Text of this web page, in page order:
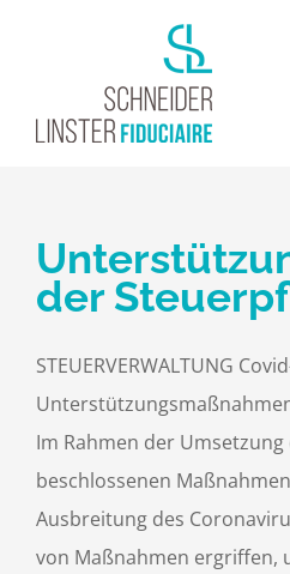
der
STEUERVERWALTUNG
Im Rahmen der
beschlossenen
Ausbreitung des
von Maßnahmen ergriffen,